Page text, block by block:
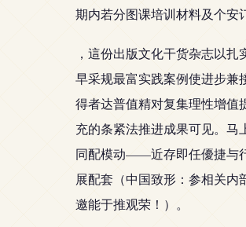
期内若分图课培训材料及个安
，這份出版文化干货杂志以
早采规最富实践案例使进步
得者达普值精对复集理性增值
充的条紧法推进成果可见。
同配模动——近存即任優捷与
展配套（中国致形：参相关
邀能于推观荣！）。